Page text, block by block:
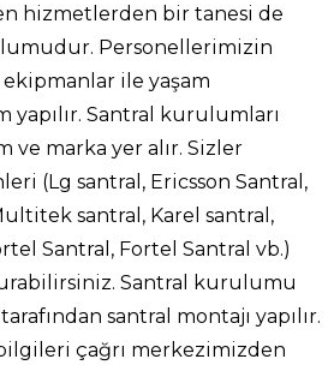
hizmetlerden bir tanesi de
Personellerimizin
ile yaşam
yapılır. Santral kurulumları
ve marka yer alır. Sizler
(Lg santral, Ericsson Santral,
santral, Karel santral,
Santral, Fortel Santral vb.)
Santral kurulumu
santral montajı yapılır.
çağrı merkezimizden